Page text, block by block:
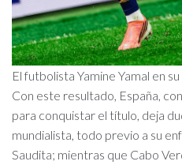
El futbolista Yamine Yamal en
Con este resultado, España,
para conquistar el título, deja
mundialista, todo previo a su
Saudita; mientras que Cabo